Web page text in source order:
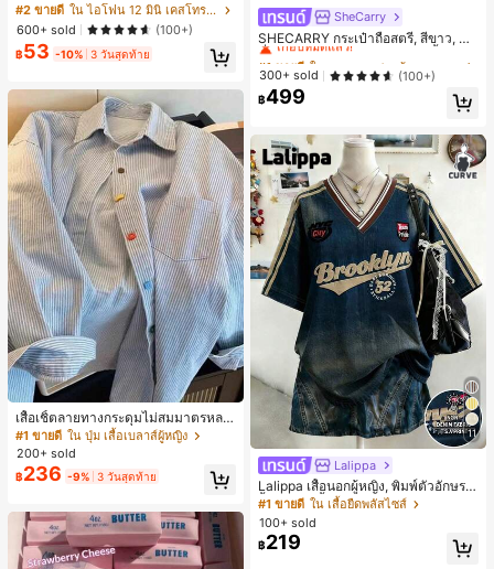
มาตรสำหรับ Phone 17 Pro Max, เหม
าะสำหรับ Phone 16 Pro Max, 15 Pro
Max, 14 Pro Max, เคสโทรศัพท์สไตล์เ
กาหลีและน่าสนใจ, เข้ากันได้กับ 11/12/
13/14/15/16 Pro Max Plus, ดีไซน์หรู
ขวัญในอุดมคติสำหรับคริสต์มาส, วันว
าเลนไทน์, อีสเตอร์, ฤดูแต่งงานและวันเ
กิดสำหรับแฟนสาว
#2 ขายดี
ใน ไอโฟน 12 มินิ เคสโทรศัพท์แฟชั่น
600+ sold
(100+)
฿53 -10% 3 วันสุดท้าย
เสื้อเชิ้ตลายทางกระดุมไม่สมมาตรหลว
ม ๆ สีสันสดใสสำหรับผู้หญิง สไตล์หรูหร
า น่ารัก มินิมอล สดใส ใส่ได้ทุกวัน ทำง
านได้หลากหลาย สำหรับฤดูใบไม้ผลิ
#1 ขายดี ใน ปุ่ม เสื้อเบลาส์ผู้หญิง
200+ sold
฿236 -9% 3 วันสุดท้าย
SheCarry
SHECARRY กระเป๋าถือสตรี, สีขาว, แฟ
ชั่น, สง่างาม, วันหยุด, งานปาร์ตี้
#1 ขายดี
เกือบหมดแล้ว!
#1 ขายดี
เกือบหมดแล้ว!
#1 ขายดี
เกือบหมดแล้ว!
#1 ขายดี
ใน บรรยากาศฤดูร้อน กระเป๋าหูหิ้วด้านบนผู้หญิง
300+ sold (100+)
฿499
11
Lalippa
Lalippa เสื้อนอกผู้หญิง, พิมพ์ตัวอักษร, เ
สื้อยืดแขนสั้นฤดูร้อน, ลวดลาย, สีแอปริ
คอต, สีแดงเบอร์กันดี, พิมพ์ตัวอักษร, นั
กเรียน, กลางแจ้ง, สไตล์สตรีท, เสื้อยืดผู้
หญิงไซส์ใหญ่
#1 ขายดี ใน เสื้อยืดพลัสไซส์
100+ sold
฿219